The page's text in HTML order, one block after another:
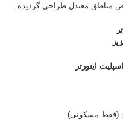
مناطق معتدل طراحی گردیده.
اینورتر